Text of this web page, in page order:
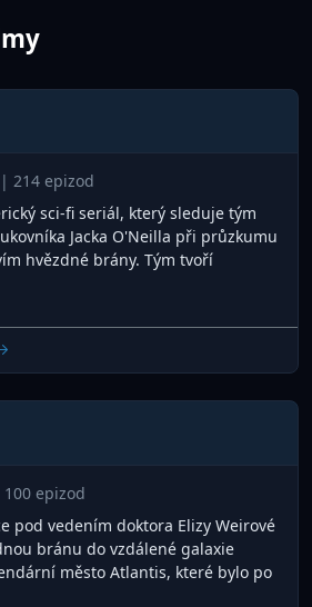
214 epizod
sci-fi seriál, který sleduje tým
Jacka O'Neilla při průzkumu
hvězdné brány. Tým tvoří
epizod
pod vedením doktora Elizy Weirové
bránu do vzdálené galaxie
město Atlantis, které bylo po